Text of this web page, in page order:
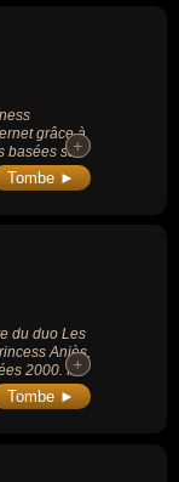
grâce à
basées sur
de
sur sa
figure
lié au
+
+
Tombe ►
du duo Les
Aniès,
2000. Il
créé une
+
+
Tombe ►